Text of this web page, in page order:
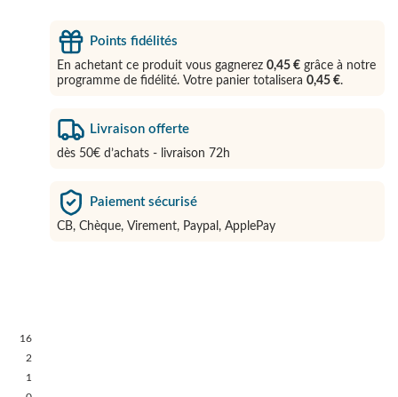
Points fidélités
En achetant ce produit vous gagnerez0,45 € grâce à notre
programme de fidélité. Votre panier totalisera0,45 €.
Livraison offerte
dès 50€ d’achats - livraison 72h
Paiement sécurisé
CB, Chèque, Virement, Paypal, ApplePay
16
2
1